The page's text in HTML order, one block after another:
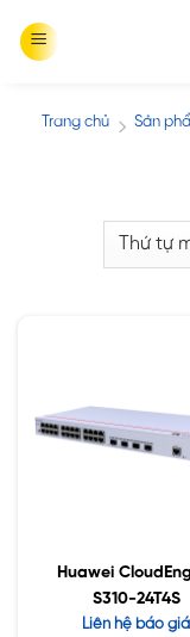
Trang chủ / Sản
Huawei
S310-24T4S
Liên hệ báo giá